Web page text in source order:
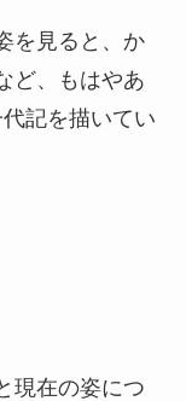
を見ると、か
ど、もはやあ
記を描いてい
現在の姿につ